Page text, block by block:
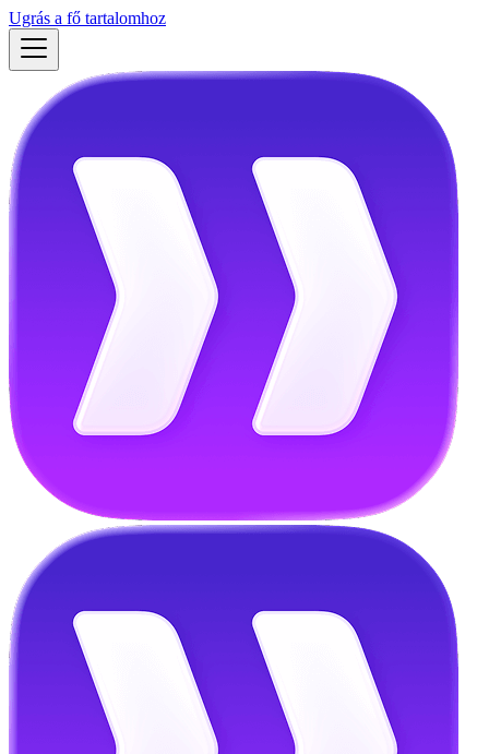
Ugrás a fő tartalomhoz